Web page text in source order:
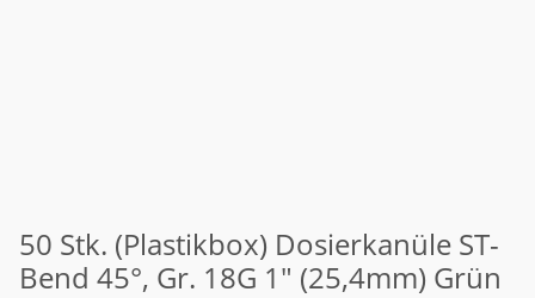
50 Stk. (Plastikbox) Dosierkanüle ST-
Bend 45°, Gr. 18G 1" (25,4mm) Grün